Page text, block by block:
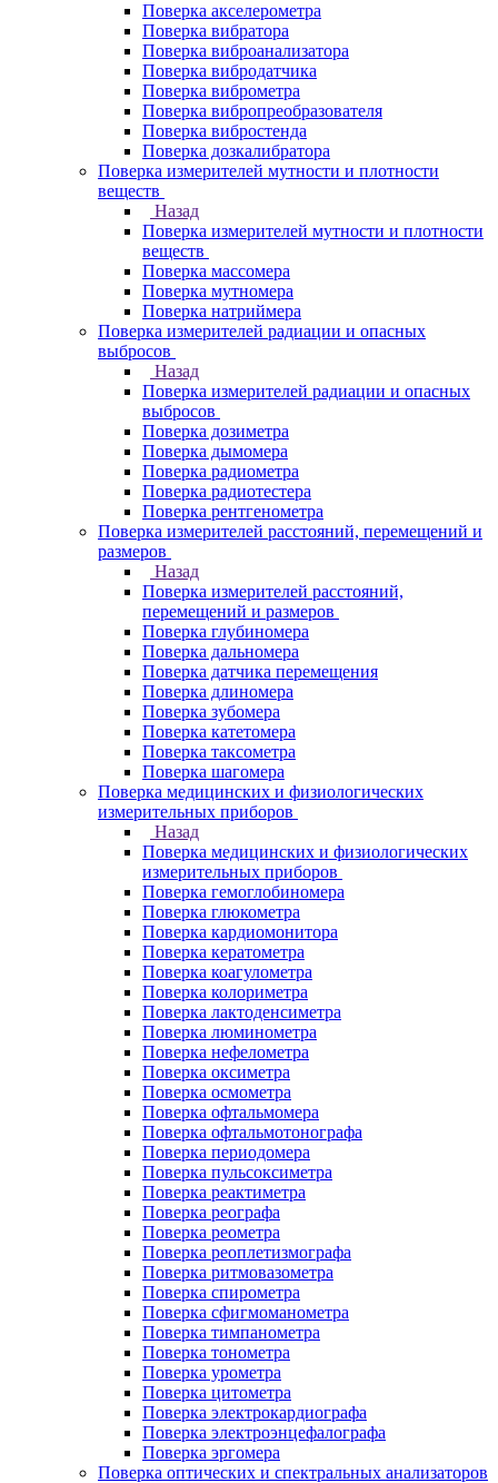
Поверка акселерометра
Поверка вибратора
Поверка виброанализатора
Поверка вибродатчика
Поверка виброметра
Поверка вибропреобразователя
Поверка вибростенда
Поверка дозкалибратора
Поверка измерителей мутности и плотности
веществ
Назад
Поверка измерителей мутности и плотности
веществ
Поверка массомера
Поверка мутномера
Поверка натриймера
Поверка измерителей радиации и опасных
выбросов
Назад
Поверка измерителей радиации и опасных
выбросов
Поверка дозиметра
Поверка дымомера
Поверка радиометра
Поверка радиотестера
Поверка рентгенометра
Поверка измерителей расстояний, перемещений и
размеров
Назад
Поверка измерителей расстояний,
перемещений и размеров
Поверка глубиномера
Поверка дальномера
Поверка датчика перемещения
Поверка длиномера
Поверка зубомера
Поверка катетомера
Поверка таксометра
Поверка шагомера
Поверка медицинских и физиологических
измерительных приборов
Назад
Поверка медицинских и физиологических
измерительных приборов
Поверка гемоглобиномера
Поверка глюкометра
Поверка кардиомонитора
Поверка кератометра
Поверка коагулометра
Поверка колориметра
Поверка лактоденсиметра
Поверка люминометра
Поверка нефелометра
Поверка оксиметра
Поверка осмометра
Поверка офтальмомера
Поверка офтальмотонографа
Поверка периодомера
Поверка пульсоксиметра
Поверка реактиметра
Поверка реографа
Поверка реометра
Поверка реоплетизмографа
Поверка ритмовазометра
Поверка спирометра
Поверка сфигмоманометра
Поверка тимпанометра
Поверка тонометра
Поверка урометра
Поверка цитометра
Поверка электрокардиографа
Поверка электроэнцефалографа
Поверка эргомера
Поверка оптических и спектральных анализаторов